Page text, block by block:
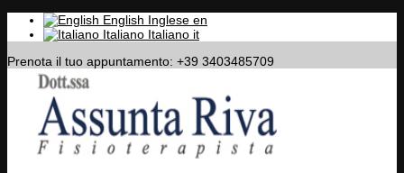
English Inglese en
Italiano Italiano it
Prenota il tuo appuntamento: +39 3403485709